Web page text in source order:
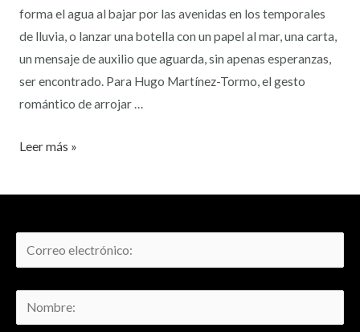
forma el agua al bajar por las avenidas en los temporales
de lluvia, o lanzar una botella con un papel al mar, una carta,
un mensaje de auxilio que aguarda, sin apenas esperanzas,
ser encontrado. Para Hugo Martínez-Tormo, el gesto
romántico de arrojar …
Leer más »